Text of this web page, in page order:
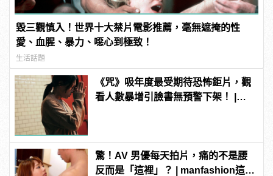
毀三觀慎入！世界十大禁片電影推薦，毫無遮掩的性
愛、血腥、暴力、噁心到極致！
生活話題
《咒》吸年度最受期待恐怖鉅片，觀
看人數暴增引臉書無預警下架！ |
驚！AV 男優每天拍片，痛的不是腰
反而是「這裡」？ | manfashion這樣